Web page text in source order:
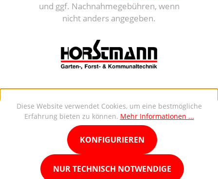
und ggf. Nachnahmegebühren, wenn
nicht anders angegeben.
Diese Website verwendet Cookies, um eine bestmögliche
Erfahrung bieten zu können. Mehr Informationen ...
NUR TECHNISCH NOTWENDIGE
KONFIGURIEREN